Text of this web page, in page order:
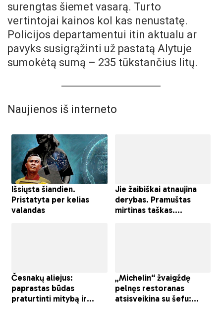
surengtas šiemet vasarą. Turto
vertintojai kainos kol kas nenustatę.
Policijos departamentui itin aktualu ar
pavyks susigrąžinti už pastatą Alytuje
sumokėtą sumą – 235 tūkstančius litų.
Naujienos iš interneto